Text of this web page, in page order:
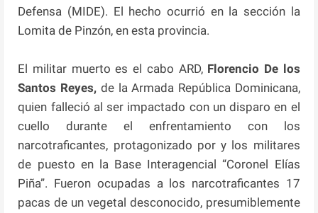
Defensa (MIDE). El hecho ocurrió en la sección la
Lomita de Pinzón, en esta provincia.
El militar muerto es el cabo ARD, Florencio De los
Santos Reyes, de la Armada República Dominicana,
quien falleció al ser impactado con un disparo en el
cuello durante el enfrentamiento con los
narcotraficantes, protagonizado por y los militares
de puesto en la Base Interagencial “Coronel Elías
Piña”. Fueron ocupadas a los narcotraficantes 17
pacas de un vegetal desconocido, presumiblemente